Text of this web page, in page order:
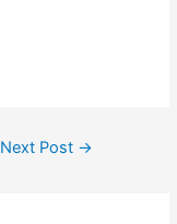
Next Post →